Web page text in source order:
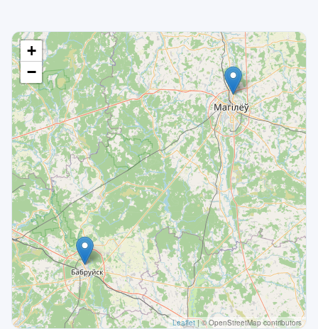
+
−
Leaflet |© OpenStreetMap contributors